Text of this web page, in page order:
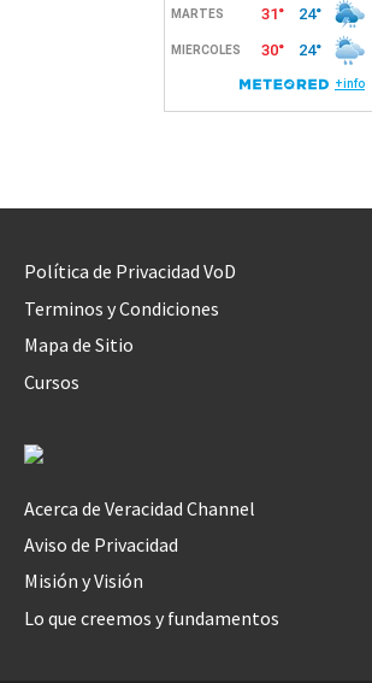
Política de Privacidad VoD
Terminos y Condiciones
Mapa de Sitio
Cursos
Acerca de Veracidad Channel
Aviso de Privacidad
Misión y Visión
Lo que creemos y fundamentos